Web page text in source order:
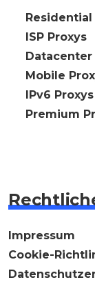
🇩🇪
🇩🇪 ISP Proxys
🇩🇪
🇩🇪 Mobile
🇩🇪 IPv6 Proxys
⭐ Premium
Impressum
Cookie-